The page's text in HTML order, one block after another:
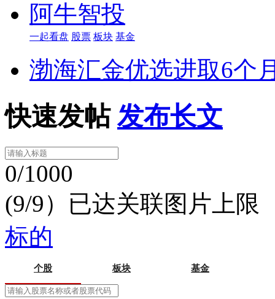
阿牛智投
一起看盘 股票 板块 基金
渤海汇金优选进取6个
快速发帖 发布长文
0/1000
(9/9）已达关联图片上限
标的
个股 板块 基金